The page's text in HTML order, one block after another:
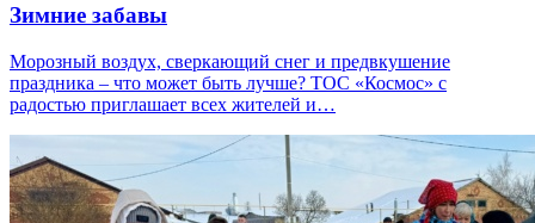
Зимние забавы
Морозный воздух, сверкающий снег и предвкушение
праздника – что может быть лучше? ТОС «Космос» с
радостью приглашает всех жителей и…